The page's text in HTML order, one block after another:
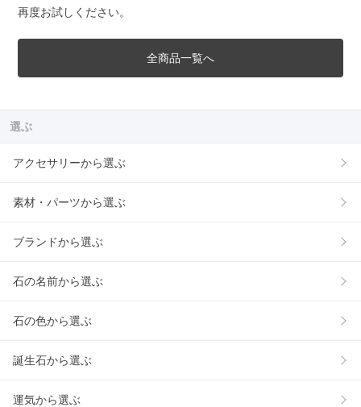
再度お試しください。
全商品一覧へ
選ぶ
アクセサリーから選ぶ
素材・パーツから選ぶ
ブランドから選ぶ
石の名前から選ぶ
石の色から選ぶ
誕生石から選ぶ
運気から選ぶ